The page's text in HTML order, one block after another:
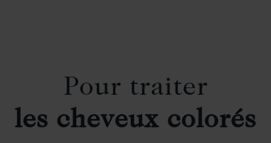
Pour traiter
les cheveux colorés